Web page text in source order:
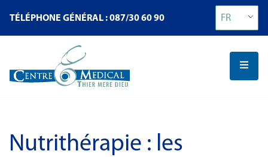
TÉLÉPHONE GÉNÉRAL : 087/30 60 90 FR
Nutrithérapie : les